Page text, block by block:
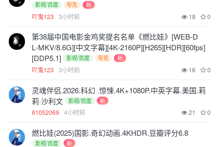
影视/百度 夸克 新
吖鬼123 3小时前 18 0
第38届中国电影金鸡奖提名名单《燃比娃》[WEB‑D
L‑MKV/8.6G][中文字幕][4K‑2160P][H265][HDR][60fps]
[DDP5.1]
影视/百度 夸克 新
吖鬼123 3小时前 16 0
灵魂伴侣.2026.科幻 .惊悚.4K+1080P.中英字幕.美国.莉
莉·沙利文
影视/百度 新
61052069 4小时前 21 0
燃比娃(2025)国影.奇幻动画.4KHDR.豆瓣评分6.8
影视/百度 新